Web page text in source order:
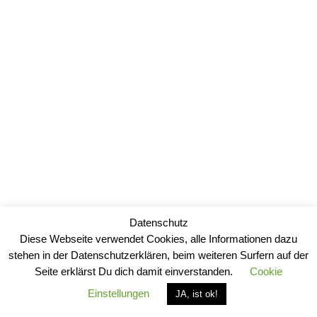
Datenschutz
Diese Webseite verwendet Cookies, alle Informationen dazu
stehen in der Datenschutzerklären, beim weiteren Surfern auf der
Seite erklärst Du dich damit einverstanden.
Cookie
Einstellungen
JA, ist ok!